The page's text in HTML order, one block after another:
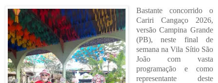
Bastante concorrido o
Cariri Cangaço 2026,
versão Campina Grande
(PB), neste final de
semana na Vila Sítio São
João com vasta
programação e como
representante deste